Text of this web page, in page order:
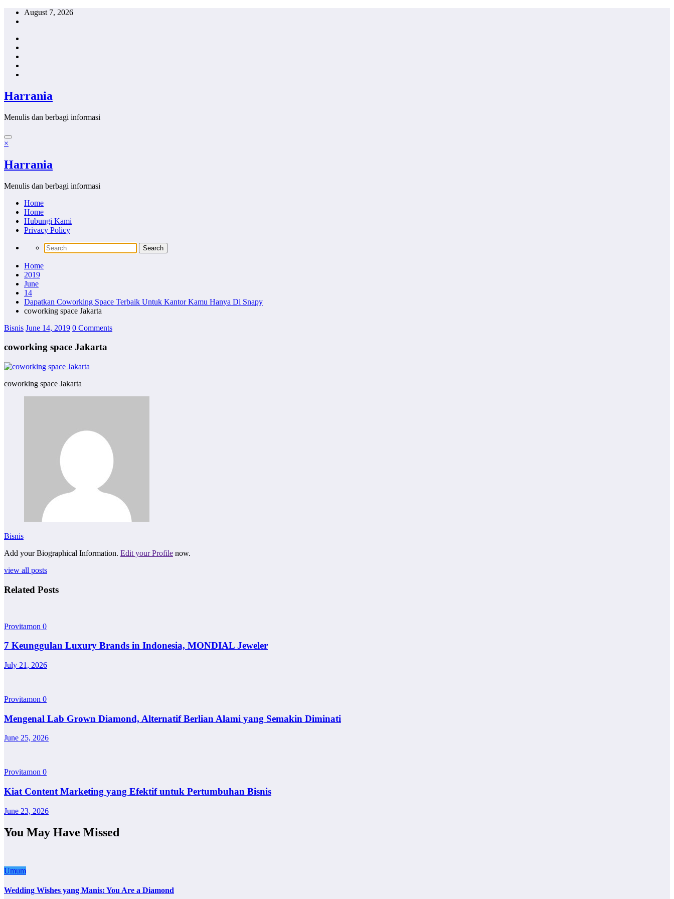
Skip
August 7, 2026
Harrania
Menulis dan berbagi informasi
×
Harrania
Menulis dan berbagi informasi
Home
Home
Hubungi Kami
Privacy Policy
Home
2019
June
14
Dapatkan Coworking Space Terbaik Untuk Kantor Kamu Hanya Di Snapy
coworking space Jakarta
Bisnis June 14, 2019 0 Comments
coworking space Jakarta
coworking space Jakarta
Bisnis
Add your Biographical Information. Edit your Profile now.
view all posts
Related Posts
Provitamon 0
7 Keunggulan Luxury Brands in Indonesia, MONDIAL Jeweler
July 21, 2026
Provitamon 0
Mengenal Lab Grown Diamond, Alternatif Berlian Alami yang Semakin Diminati
June 25, 2026
Provitamon 0
Kiat Content Marketing yang Efektif untuk Pertumbuhan Bisnis
June 23, 2026
You May Have Missed
Umum
Wedding Wishes yang Manis: You Are a Diamond